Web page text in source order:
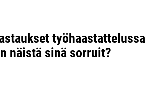
työhaastattelussa
näistä sinä sorruit?